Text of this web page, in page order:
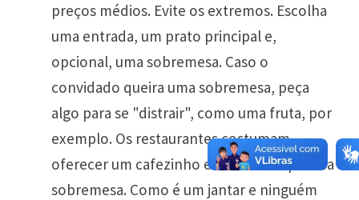
preços médios. Evite os extremos. Escolha
uma entrada, um prato principal e,
opcional, uma sobremesa. Caso o
convidado queira uma sobremesa, peça
algo para se "distrair", como uma fruta, por
exemplo. Os restaurantes costumam
oferecer um cafezinho e um licor depois da
sobremesa. Como é um jantar e ninguém